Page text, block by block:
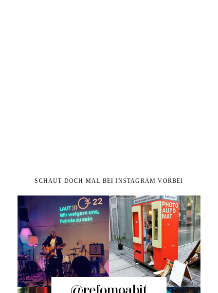
SCHAUT DOCH MAL BEI INSTAGRAM VORBEI